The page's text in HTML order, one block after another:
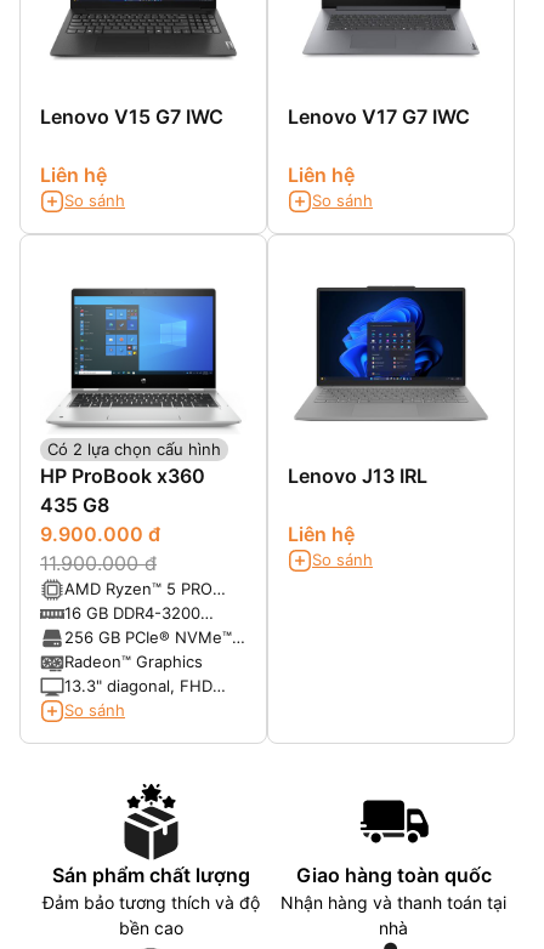
Lenovo V15 G7 IWC
Liên hệ
So sánh
Lenovo V17 G7 IWC
Liên hệ
So sánh
Có 2 lựa chọn cấu hình
HP ProBook x360
435 G8
9.900.000 đ
11.900.000 đ
AMD Ryzen™ 5 PRO
5600U with Radeon™
Graphics (2.3 GHz base
clock, up to 4.2 GHz
max boost clock, 16 MB
L3 cache, 6 cores)
16 GB DDR4-3200
SDRAM
256 GB PCIe® NVMe™
M.2 Value SSD TLC
Radeon™ Graphics
13.3" diagonal, FHD
(1920 x 1080), touch,
72% NTSC
So sánh
Lenovo J13 IRL
Liên hệ
So sánh
Sán phẩm chất lượng
Đảm bảo tương thích và độ
bền cao
Giao hàng toàn quốc
Nhận hàng và thanh toán tại
nhà